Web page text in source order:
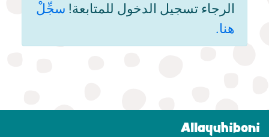
الرجاء تسجيل الدخول للمتابعة! سجِّلْ
هنا.
Allayuhiboni